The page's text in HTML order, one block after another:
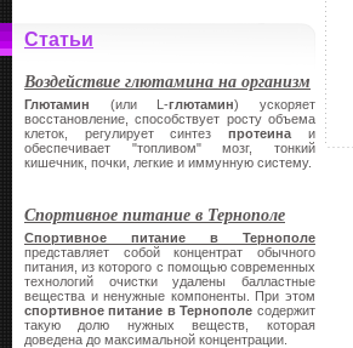
Статьи
Воздействие глютамина на организм
Глютамин (или L-глютамин) ускоряет
восстановление, способствует росту объема
клеток, регулирует синтезпротеина и
обеспечивает "топливом" мозг, тонкий
кишечник, почки, легкие и иммунную систему.
Спортивное питание в Тернополе
Спортивное питание в Тернополе
представляет собой концентрат обычного
питания, из которого с помощью современных
технологий очистки удалены балластные
вещества и ненужные компоненты. При этом
спортивное питание в Тернополе содержит
такую долю нужных веществ, которая
доведена до максимальной концентрации.